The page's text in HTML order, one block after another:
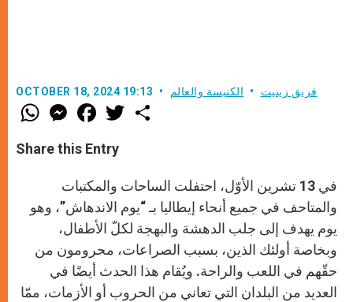
OCTOBER 18, 2024 19:13 فريق زينيت الكنيسة والعالم
W
h
t
s
M
e
s
e
g
e
r
F
a
e
b
o
k
w
r
Share this Entry
في 13 تشرين الأوّل، احتفلت الساحات والمكتبات
والمتاحف في جميع أنحاء إيطاليا بـ “يوم الاندهاش”، وهو
يوم يهدف إلى جلب الدهشة والبهجة لكلّ الأطفال،
وبخاصة أولئك الذين، بسبب الصراعات، محرومون من
حقّهم في اللعب والراحة. ويُقام هذا الحدث أيضًا في
العديد من البلدان التي تعاني من الحروب أو الأزمات، ممّا